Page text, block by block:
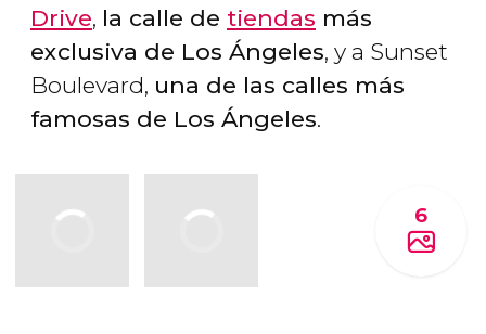
Drive, la calle de tiendas más
exclusiva de Los Ángeles, y a Sunset
Boulevard, una de las calles más
famosas de Los Ángeles.
6